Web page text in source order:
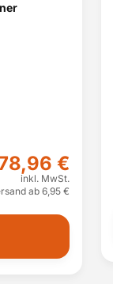
€
inkl. MwSt.
ab 6,95 €